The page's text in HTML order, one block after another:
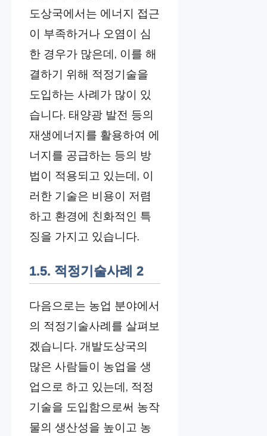
도상국에서는 에너지 접근
이 부족하거나 오염이 심
한 경우가 많은데, 이를 해
결하기 위해 적정기술을
도입하는 사례가 많이 있
습니다. 태양광 발전 등의
재생에너지를 활용하여 에
너지를 공급하는 등의 방
법이 적용되고 있는데, 이
러한 기술은 비용이 저렴
하고 환경에 친화적인 특
징을 가지고 있습니다.
1.5. 적정기술사례 2
다음으로는 농업 분야에서
의 적정기술사례를 살펴보
겠습니다. 개발도상국의
많은 사람들이 농업을 생
업으로 하고 있는데, 적정
기술을 도입함으로써 농작
물의 생산성을 높이고 농